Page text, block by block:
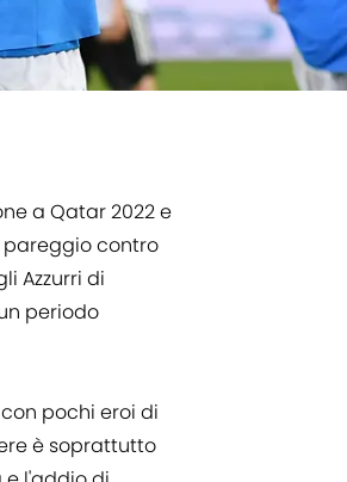
a Qatar 2022 e
pareggio contro
Azzurri di
periodo
pochi eroi di
è soprattutto